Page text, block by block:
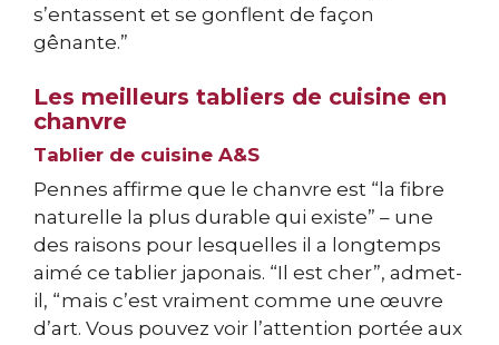
s’entassent et se gonflent de façon
gênante.”
Les meilleurs tabliers de cuisine en
chanvre
Tablier de cuisine A&S
Pennes affirme que le chanvre est “la fibre
naturelle la plus durable qui existe” – une
des raisons pour lesquelles il a longtemps
aimé ce tablier japonais. “Il est cher”, admet-
il, “mais c’est vraiment comme une œuvre
d’art. Vous pouvez voir l’attention portée aux